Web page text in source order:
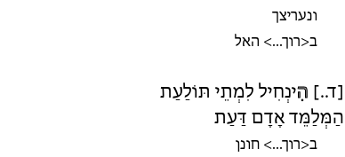
ונעריצך
ב<רוך...> האל
[ד..] הִינְחִיל לִמְתֵי תּוֹלַעַת
הַמְּלַמֵּד אָדָם דַּעַת
ב<רוך...> חונן